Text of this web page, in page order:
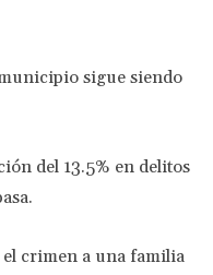
sigue siendo
del 13.5% en delitos
crimen a una familia